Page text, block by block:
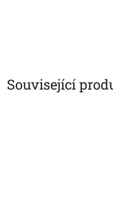
Související